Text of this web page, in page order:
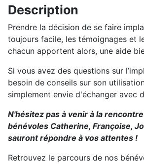
Description
Prendre la décision de se faire
toujours facile, les témoignages et
chacun apportent alors, une aide
Si vous avez des questions sur
besoin de conseils sur son
simplement envie d'échanger avec
N'hésitez pas à venir à la
bénévoles Catherine, Françoise,
sauront répondre à vos attentes !
Retrouvez le parcours de nos